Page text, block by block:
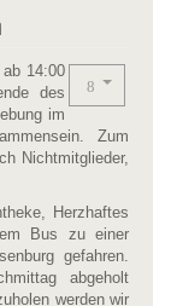
14:00
des
im
Zum
Nichtmitglieder,
Herzhaftes
Bus zu einer
gefahren.
abgeholt
werden wir